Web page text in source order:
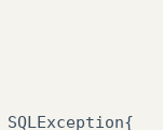
SQLException{